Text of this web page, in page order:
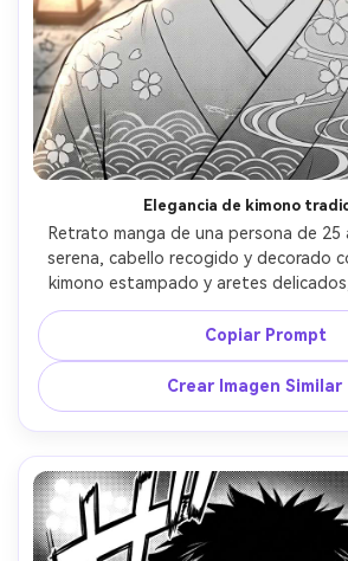
Elegancia de kimono
Retrato manga de una persona de 25
serena, cabello recogido y decorado
kimono estampado y aretes
con faroles, luz cálida nocturna, líneas
en tejidos, sombras suaves de
retrato centrado, mood gracioso,
texto, lente 85mm, poca profundidad
Copiar Prompt
Crear Imagen